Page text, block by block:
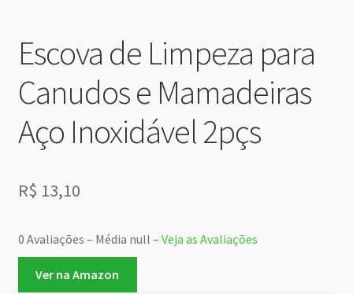
Escova de Limpeza para
Canudos e Mamadeiras
Aço Inoxidável 2pçs
R$ 13,10
0 Avaliações – Média null – Veja as Avaliações
Ver na Amazon